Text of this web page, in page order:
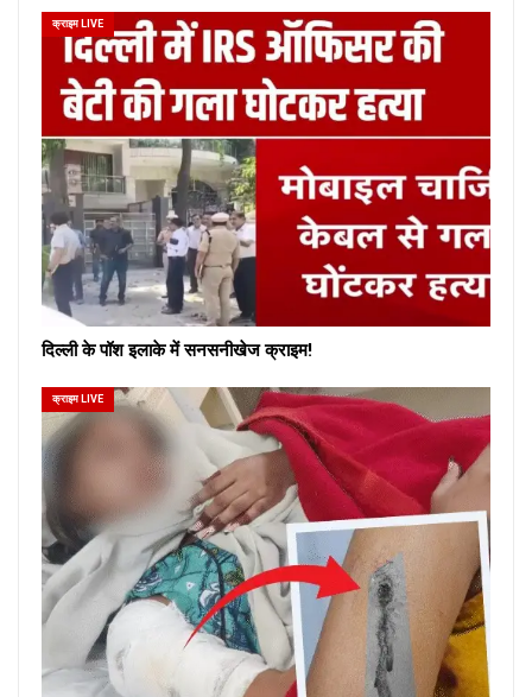
क्राइम LIVE
दिल्ली के पॉश इलाके में सनसनीखेज क्राइम!
क्राइम LIVE